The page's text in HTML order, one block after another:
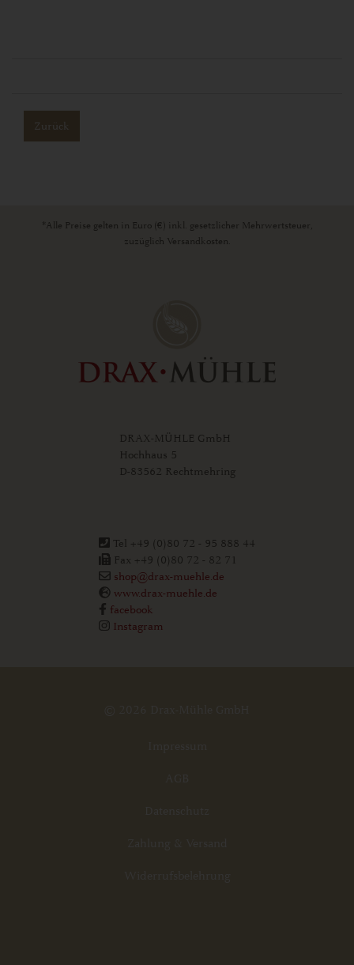
Zurück
*Alle Preise gelten in Euro (€) inkl. gesetzlicher Mehrwertsteuer,
zuzüglich Versandkosten.
DRAX-MÜHLE GmbH
Hochhaus 5
D-83562 Rechtmehring
Tel +49 (0)80 72 - 95 888 44
Fax +49 (0)80 72 - 82 71
shop@drax-muehle.de
www.drax-muehle.de
facebook
Instagram